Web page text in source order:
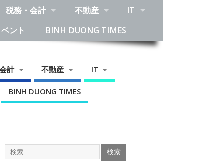
税務・会計 不動産
IT
ント BINH DUONG TIMES
計 不動産 IT
BINH DUONG TIMES